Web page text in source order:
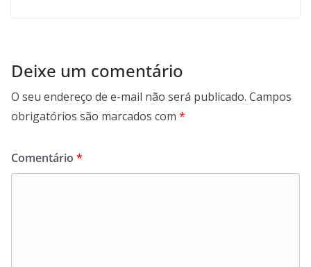
Deixe um comentário
O seu endereço de e-mail não será publicado. Campos
obrigatórios são marcados com *
Comentário *